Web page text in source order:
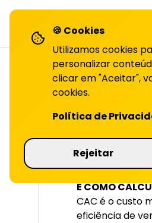
VOLTAR PARA O
E COMO
CAC é o custo
eficiência de
🍪 Cookies
Utilizamos cookies
personalizar
clicar em "Aceitar",
cookies.
Política de
Rejeitar